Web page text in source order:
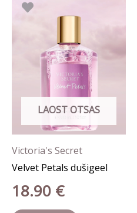
LAOST OTSAS
Victoria's Secret
Velvet Petals dušigeel
18.90 €